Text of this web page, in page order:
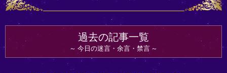
過去の記事一覧
今日の迷言・余言・禁言